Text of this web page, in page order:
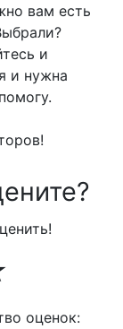
вам есть
и
и нужна
оценок: